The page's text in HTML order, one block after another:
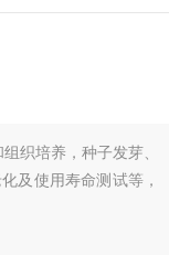
织培养，种子发芽、
及使用寿命测试等，